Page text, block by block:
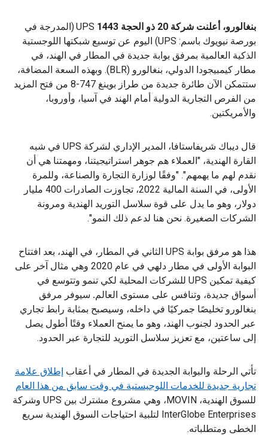
بنغالورو، أعلنت شركة 20 ذو الحجة 1443
(المدرجة في
بورصة نيويوك باسم: UPS) اليوم عن توسيع شبكتها اللوجستية
الذكية العالمية بمرفق بوابة جديدة في المطار في الهند، في
مطار كيمبيجودا الدولي، بنغالورو (BLR). وبهذه السعة المضافة،
ستتمكن الآن طائرة جديدة من طراز بوينغ 747-8 من فتح المزيد
من الفرص التجارية الدولية أمام الهند في آسيا، وأوروبا،
والأمريكتين.
قال ديباك شريفاستافا، المدير الإداري لشركة UPS في شبه
القارة الهندية، "العملاء هم جوهر استراتيجيتنا، ومهمتنا هي أن
نقدم لهم ما يهمهم". "وفقًا لوزارة التجارة والصناعة، وللمرة
الأولى، في السنة المالية 2022، تجاوزت الصادرات 400 مليار
دولار، وهو ما يدل على قوة سلاسل التوريد الهندية ومرونة
الشركات الصغيرة. نحن هنا لدعم ذلك النمو".
هذا هو مرفق بوابة UPS الثاني في المطار، في الهند، بعد افتتاح
البوابة الأولى في مطار دلهي في عام 2020 وهي مثال آخر على
كيفية تمكين UPS للشركات المحلية لكي تنمو وتتوسع في
أسواق جديدة، وتنافس على مستوى العالم. سيوفر مرفق
بنغالورو تخليصًا جمركيًا في داخله، وسيصبح بمثابة رابط تجاري
عبر الحدود لجنوب الهند، وهو ما يمنح العملاء وقتًا أطول يصل
إلى ساعتين، مع تعزيز سلاسل التوريد للتجارة عبر الحدود.
تأتي الرحلة والبوابة الجديدة في المطار في أعقاب إطلاق علامة
تجارية جديدة للخدمات اللوجيستية في وقت سابق من هذا العام
للسوق الهندية، MOVIN، وهي مشروع مشترك بين UPS وشركة
InterGlobe Enterprises لتلبية احتياجات السوق الهندية سريع
الخطى ومتطلباته.